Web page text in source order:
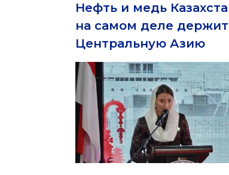
Нефть и медь
на самом деле держит
Центральную Азию